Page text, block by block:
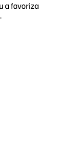
a favoriza